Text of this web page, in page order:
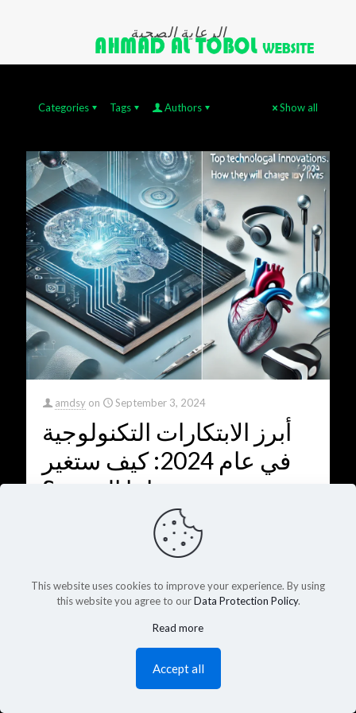
الرعاية الصحية
Categories Tags Authors Show all
amdsy on September 3, 2024
أبرز الابتكارات التكنولوجية
في عام 2024: كيف ستغير
حياتنا اليومية؟
This website uses cookies to improve your experience. By using
this website you agree to ourData Protection Policy.
Read more
Accept all